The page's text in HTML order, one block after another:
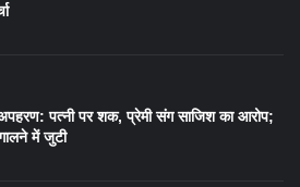
पत्नी पर शक, प्रेमी संग साजिश का आरोप;
में जुटी